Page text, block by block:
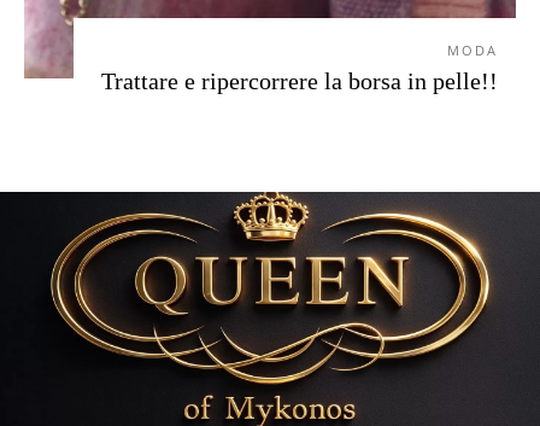
MODA
Trattare e ripercorrere la borsa in pelle!!